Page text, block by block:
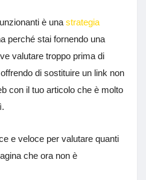
è una strategia
perché stai fornendo una
valutare troppo prima di
di sostituire un link non
con il tuo articolo che è molto
e veloce per valutare quanti
che ora non è